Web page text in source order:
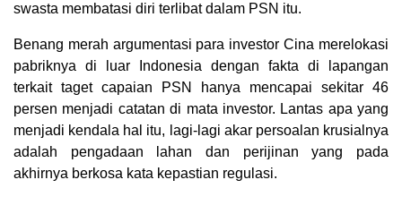
swasta membatasi diri terlibat dalam PSN itu.
Benang merah argumentasi para investor Cina merelokasi
pabriknya di luar Indonesia dengan fakta di lapangan
terkait taget capaian PSN hanya mencapai sekitar 46
persen menjadi catatan di mata investor. Lantas apa yang
menjadi kendala hal itu, lagi-lagi akar persoalan krusialnya
adalah pengadaan lahan dan perijinan yang pada
akhirnya berkosa kata kepastian regulasi.